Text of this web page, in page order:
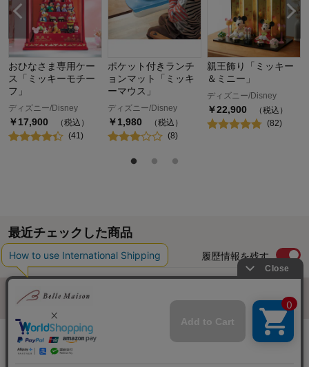
おひなさま専用ケー
ス「ミッキーモチー
フ」
ディズニー/Disney
￥17,900
（税込）
(41)
ポケット付きランチ
ョンマット「ミッキ
ーマウス」
ディズニー/Disney
￥1,980
（税込）
(8)
親王飾り「ミッキー
＆ミニー」
ディズニー/Disney
￥22,900
（税込）
(82)
最近チェックした商品
履歴情報を残す
ご利用ガイド・お知らせ ご利用規約